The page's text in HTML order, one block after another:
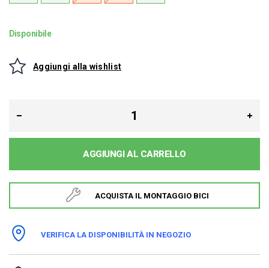
Disponibile
Aggiungi alla wishlist
AGGIUNGI AL CARRELLO
ACQUISTA IL MONTAGGIO BICI
VERIFICA LA DISPONIBILITÀ IN NEGOZIO